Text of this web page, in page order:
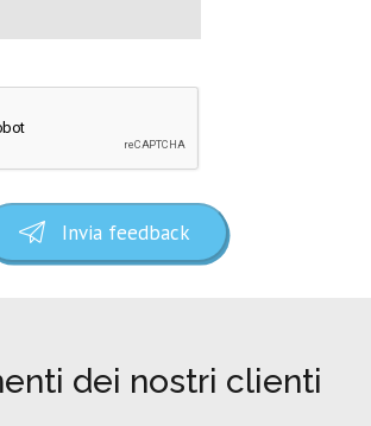
Invia feedback
dei nostri clienti